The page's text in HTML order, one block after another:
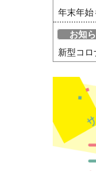
年末年始
お知
新型コ